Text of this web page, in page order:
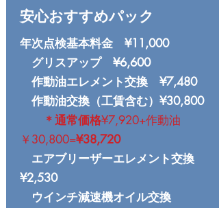
安心おすすめパック
年次点検基本料金 ¥11,000
グリスアップ ¥6,600
作動油エレメント交換 ¥7,480
作動油交換（工賃含む）¥30,800
＊通常価格¥7,920+作動油
￥30,800=¥38,720
エアブリーザーエレメント交換
¥2,530
ウインチ減速機オイル交換